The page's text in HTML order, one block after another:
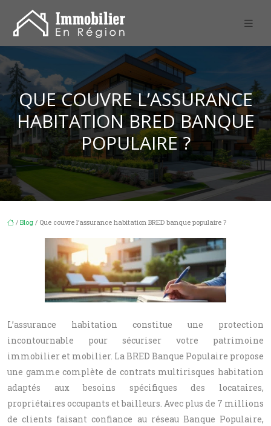
QUE COUVRE L’ASSURANCE
HABITATION BRED BANQUE
POPULAIRE ?
/ Blog / Que couvre l’assurance habitation BRED banque populaire ?
L’assurance habitation constitue une protection
incontournable pour sécuriser votre patrimoine
immobilier et mobilier. La BRED Banque Populaire propose
une gamme complète de contrats multirisques habitation
adaptés aux besoins spécifiques des locataires,
propriétaires occupants et bailleurs. Avec plus de 7 millions
de clients faisant confiance au réseau Banque Populaire,